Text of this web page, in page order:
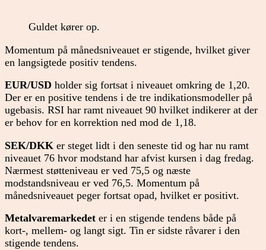
Guldet kører op.
Momentum på månedsniveauet er stigende, hvilket giver
en langsigtede positiv tendens.
EUR/USD holder sig fortsat i niveauet omkring de 1,20.
Der er en positive tendens i de tre indikationsmodeller på
ugebasis. RSI har ramt niveauet 90 hvilket indikerer at der
er behov for en korrektion ned mod de 1,18.
SEK/DKK er steget lidt i den seneste tid og har nu ramt
niveauet 76 hvor modstand har afvist kursen i dag fredag.
Nærmest støtteniveau er ved 75,5 og næste
modstandsniveau er ved 76,5. Momentum på
månedsniveauet peger fortsat opad, hvilket er positivt.
Metalvaremarkedet er i en stigende tendens både på
kort-, mellem- og langt sigt. Tin er sidste råvarer i den
stigende tendens.